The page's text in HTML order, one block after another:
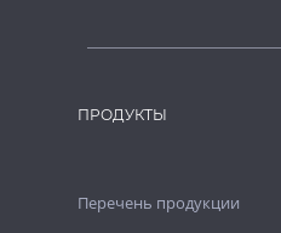
ПРОДУКТЫ
Перечень продукции